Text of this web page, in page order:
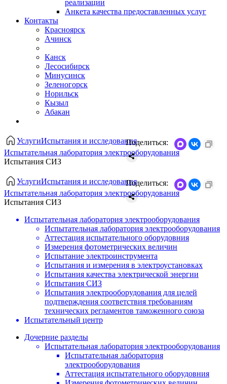
реализации
Анкета качества предоставленных услуг
Контакты
Красноярск
Ачинск
Канск
Лесосибирск
Минусинск
Зеленогорск
Норильск
Кызыл
Абакан
УслугиИспытания и исследования
Испытательная лаборатория электрооборудования
Испытания СИЗ
Поделиться:
УслугиИспытания и исследования
Испытательная лаборатория электрооборудования
Испытания СИЗ
Поделиться:
Испытательная лаборатория электрооборудования
Испытательная лаборатория электрооборудования
Аттестация испытательного оборудовния
Измерения фотометрических величин
Испытание электроинструмента
Испытания и измерения в электроустановках
Испытания качества электрической энергии
Испытания СИЗ
Испытания электрооборудования для целей
подтверждения соответствия требованиям
технических регламентов таможенного союза
Испытательный центр
Дочерние разделы
Испытательная лаборатория электрооборудования
Испытательная лаборатория
электрооборудования
Аттестация испытательного оборудовния